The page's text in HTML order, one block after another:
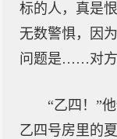
标的人，真是
无数警惧，因
问题是……对方
“乙四！”
乙四号房里的